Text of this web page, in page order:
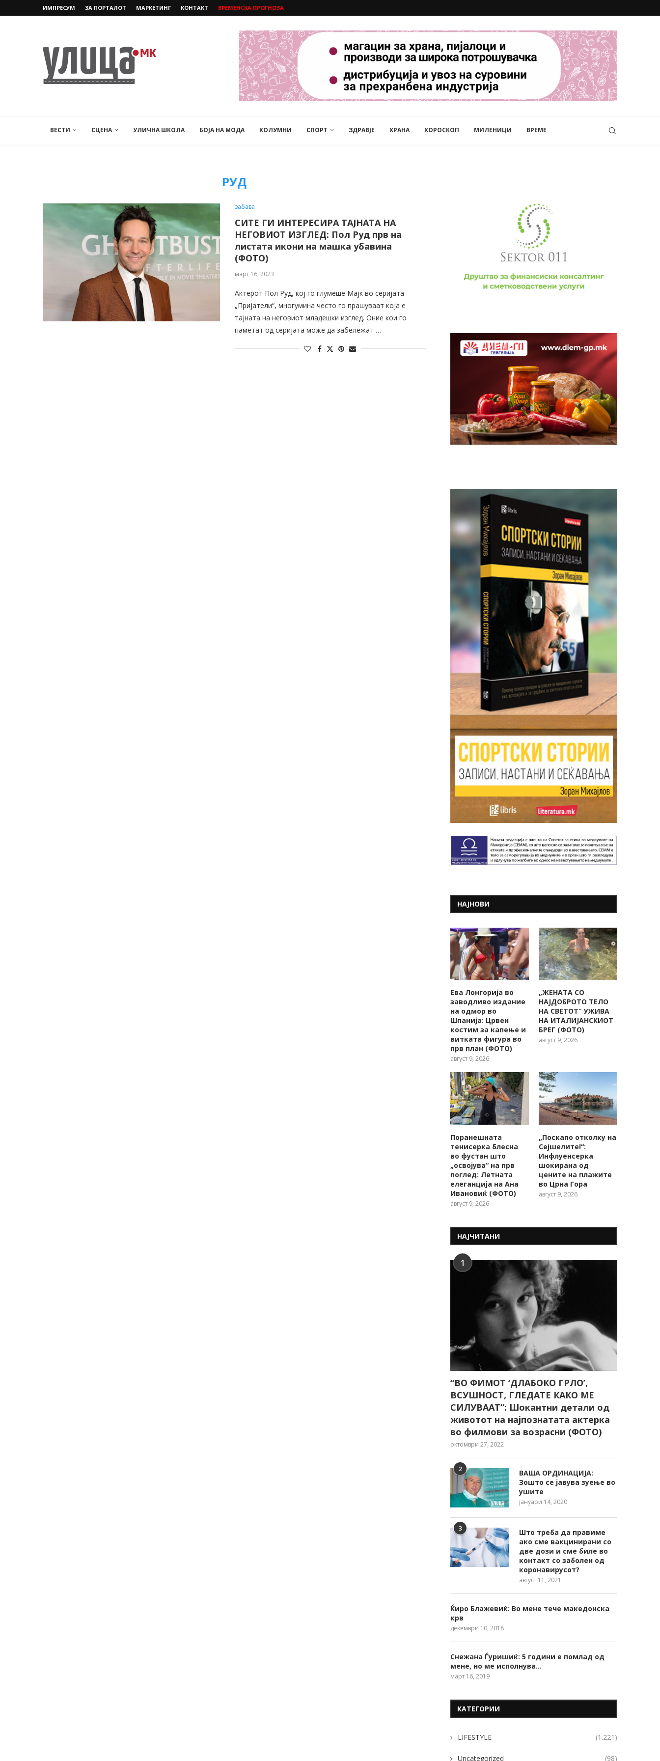
ИМПРЕСУМ ЗА ПОРТАЛОТ МАРКЕТИНГ КОНТАКТ ВРЕМЕНСКА ПРОГНОЗА
ВЕСТИ СЦЕНА УЛИЧНА ШКОЛА БОЈА НА МОДА КОЛУМНИ СПОРТ ЗДРАВЈЕ ХРАНА ХОРОСКОП МИЛЕНИЦИ ВРЕМЕ
РУД
забава
СИТЕ ГИ ИНТЕРЕСИРА ТАЈНАТА НА
НЕГОВИОТ ИЗГЛЕД: Пол Руд прв на
листата икони на машка убавина
(ФОТО)
март 16, 2023
Актерот Пол Руд, кој го глумеше Мајк во серијата
„Пријатели“, многумина често го прашуваат која е
тајната на неговиот младешки изглед. Оние кои го
паметат од серијата може да забележат …
НАЈНОВИ
Ева Лонгорија во
заводливо издание
на одмор во
Шпанија: Црвен
костим за капење и
витката фигура во
прв план (ФОТО)
август 9, 2026
„ЖЕНАТА СО
НАЈДОБРОТО ТЕЛО
НА СВЕТОТ“ УЖИВА
НА ИТАЛИЈАНСКИОТ
БРЕГ (ФОТО)
август 9, 2026
Поранешната
тенисерка блесна
во фустан што
„освојува“ на прв
поглед: Летната
елеганција на Ана
Ивановиќ (ФОТО)
август 9, 2026
„Поскапо отколку на
Сејшелите!“:
Инфлуенсерка
шокирана од
цените на плажите
во Црна Гора
август 9, 2026
НАЈЧИТАНИ
1
“ВО ФИМОТ ‘ДЛАБОКО ГРЛО’,
ВСУШНОСТ, ГЛЕДАТЕ КАКО МЕ
СИЛУВААТ“: Шокантни детали од
животот на најпознатата актерка
во филмови за возрасни (ФОТО)
октомври 27, 2022
2
ВАША ОРДИНАЦИЈА:
Зошто се јавува зуење во
ушите
јануари 14, 2020
3
Што треба да правиме
ако сме вакцинирани со
две дози и сме биле во
контакт со заболен од
коронавирусот?
август 11, 2021
Ќиро Блажевиќ: Во мене тече македонска
крв
декември 10, 2018
Снежана Ѓуришиќ: 5 години е помлад од
мене, но ме исполнува…
март 16, 2019
КАТЕГОРИИ
LIFESTYLE (1.221)
Uncategorized (98)